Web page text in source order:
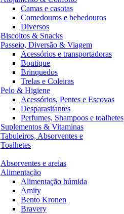
Camas e casotas
Comedouros e bebedouros
Diversos
Biscoitos & Snacks
Passeio, Diversão & Viagem
Acessórios e transportadoras
Boutique
Brinquedos
Trelas e Coleiras
Pelo & Higiene
Acessórios, Pentes e Escovas
Desparasitantes
Perfumes, Shampoos e toalhetes
Suplementos & Vitaminas
Tabuleiros, Absorventes e
Toalhetes
Absorventes e areias
Alimentação
Alimentação húmida
Amity
Bento Kronen
Bravery